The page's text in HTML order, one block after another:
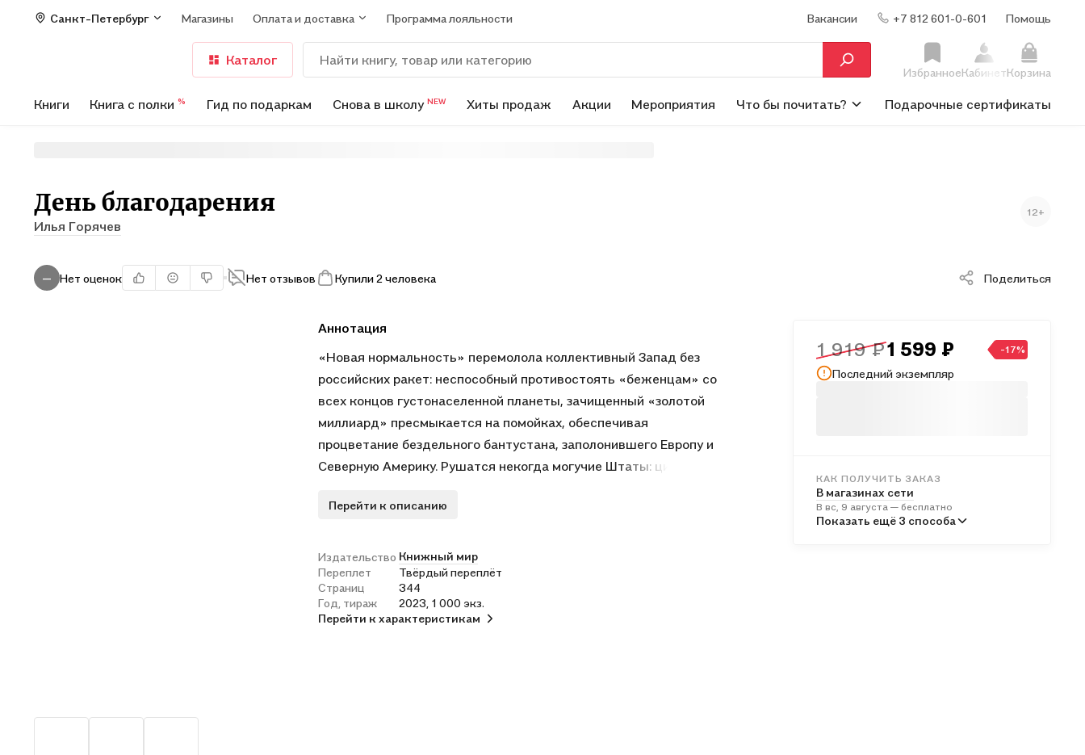
Санкт-Петербург Магазины Оплата и доставка Программа лояльности Вакансии +7 812 601-0-601 Помощь
Каталог
ИзбранноеКабинетКорзина
Книги Книга с полки % Гид по подаркам Снова в школу NEW Хиты продаж Акции Мероприятия Что бы почитать? Подарочные сертификаты
День благодарения
Илья Горячев
12+
— Нет оценок Нет отзывов Купили 2 человека Поделиться
Аннотация
«Новая нормальность» перемолола коллективный Запад без
российских ракет: неспособный противостоять «беженцам» со
всех концов густонаселенной планеты, зачищенный «золотой
миллиард» пресмыкается на помойках, обеспечивая
процветание бездельного бантустана, заполонившего Европу и
Северную Америку. Рушатся некогда могучие Штаты: циники в
избирательных прав домашним животным посредством
Оставшиеся немногочисленные «стопроцентные» американцы
собирают последние силы в подконтрольных им частях
страны, чтобы предотвратить общенациональный крах.
Перейти к описанию
Издательство Книжный мир
Переплет
Твёрдый переплёт
Страниц
344
Год, тираж
2023, 1 000 экз.
Перейти к характеристикам
1 919 ₽1 599 ₽ -17%
Последний экземпляр
КАК ПОЛУЧИТЬ ЗАКАЗ
В магазинах сети
В вс, 9 августа — бесплатно
В пунктах выдачи
Показать ещё 3 способа